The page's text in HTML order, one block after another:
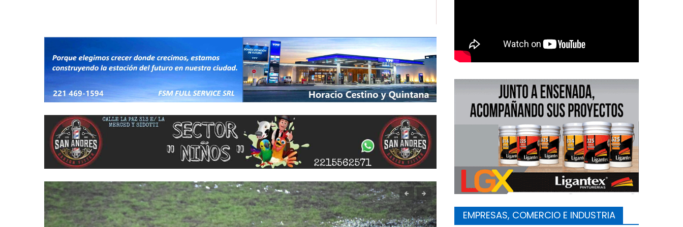
EMPRESAS, COMERCIO E INDUSTRIA